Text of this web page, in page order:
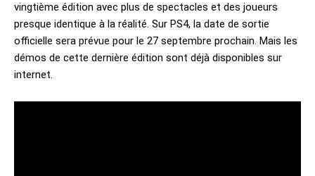
vingtième édition avec plus de spectacles et des joueurs
presque identique à la réalité. Sur PS4, la date de sortie
officielle sera prévue pour le 27 septembre prochain. Mais les
démos de cette dernière édition sont déjà disponibles sur
internet.